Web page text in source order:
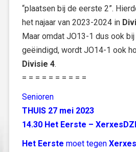
“plaatsen bij de eerste 2”.
het najaar van 2023-2024 in
Maar omdat JO13-1 dus ook
geëindigd, wordt JO14-1 ook
Divisie 4.
= = = = = = = = = =
Senioren
THUIS 27 mei 2023
14.30 Het Eerste –
Het Eerste moet tegen